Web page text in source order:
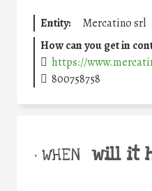
Entity: Mercatino srl
How can you get in
https://
800758758
• WHEN will it